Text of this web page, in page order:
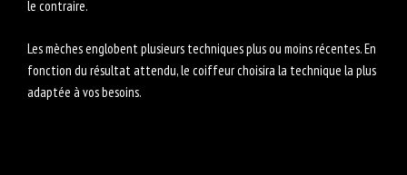
le contraire.
Les mèches englobent plusieurs techniques plus ou moins récentes. En
fonction du résultat attendu, le coiffeur choisira la technique la plus
adaptée à vos besoins.